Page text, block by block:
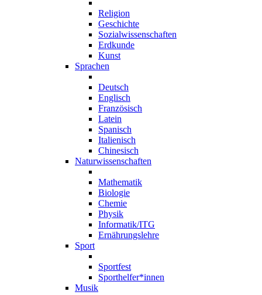
Religion
Geschichte
Sozialwissenschaften
Erdkunde
Kunst
Sprachen
Deutsch
Englisch
Französisch
Latein
Spanisch
Italienisch
Chinesisch
Naturwissenschaften
Mathematik
Biologie
Chemie
Physik
Informatik/ITG
Ernährungslehre
Sport
Sportfest
Sporthelfer*innen
Musik